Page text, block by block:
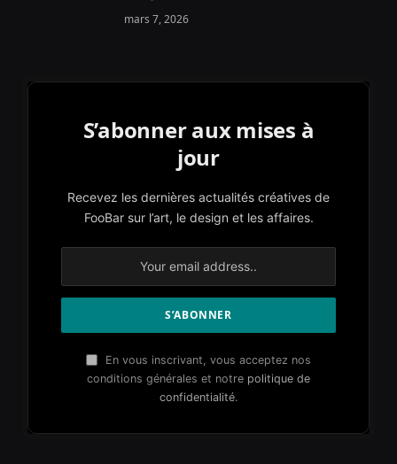
mars 7, 2026
S’abonner aux mises à
jour
Recevez les dernières actualités créatives de
FooBar sur l’art, le design et les affaires.
En vous inscrivant, vous acceptez nos
conditions générales et notre politique de
confidentialité.